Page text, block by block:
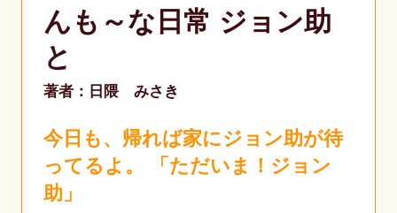
んも～な日常 ジョン助
と
著者：日隈 みさき
今日も、帰れば家にジョン助が待
ってるよ。 「ただいま！ジョン
助」